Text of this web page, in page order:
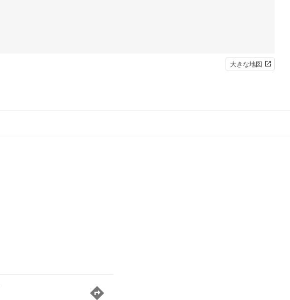
大きな地図